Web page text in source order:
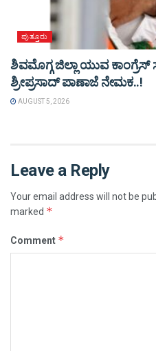
ಪುತ್ತೂರು
ಶಿವಮೊಗ್ಗ ಜಿಲ್ಲಾ ಯುವ
ಶ್ರೀಪ್ರಸಾದ್ ಪಾಣಾಜೆ ನೇಮಕ..!
AUGUST 5, 2026
Leave a Reply
Your email address will not be
marked *
Comment *